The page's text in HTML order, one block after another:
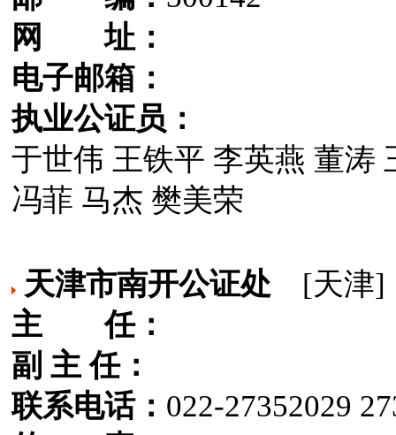
网 址：
电子邮箱：
执业公证员：
于世伟 王铁平 李英燕 董涛
冯菲 马杰 樊美荣
天津市南开公证处 [天津]
主 任：
副 主 任：
联系电话： 022-27352029